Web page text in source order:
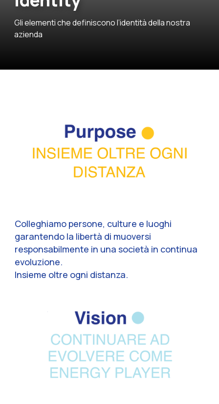
Gli elementi che definiscono l’identità della nostra
azienda
Colleghiamo persone, culture e luoghi
garantendo la libertà di muoversi
responsabilmente in una società in continua
evoluzione.
Insieme oltre ogni distanza.